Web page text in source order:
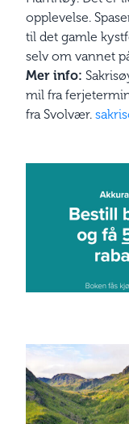
opplevelse.
til det gamle
selv om vannet
Mer info:
mil fra
fra Svolvær.